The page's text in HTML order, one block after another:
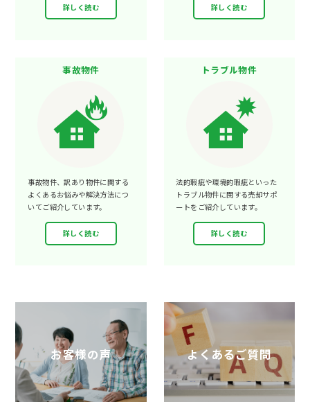
詳しく読む 詳しく読む
事故物件
事故物件、訳あり物件に関する
よくあるお悩みや解決方法につ
いてご紹介しています。
詳しく読む
トラブル物件
法的瑕疵や環境的瑕疵といった
トラブル物件に関する売却サポ
ートをご紹介しています。
詳しく読む
お客様の声 よくあるご質問